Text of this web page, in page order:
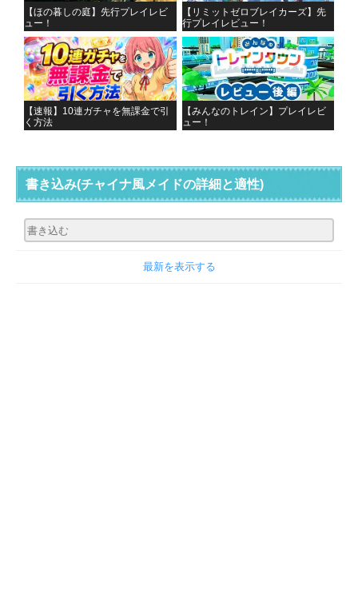
【ほの暮しの庭】先行プレイレビ
ュー！
【リミットゼロブレイカーズ】先
行プレイレビュー！
【速報】10連ガチャを無課金で引
く方法
【みんなのトレイン】プレイレビ
ュー！
書き込み(チャイナ風メイドの詳細と適性)
最新を表示する